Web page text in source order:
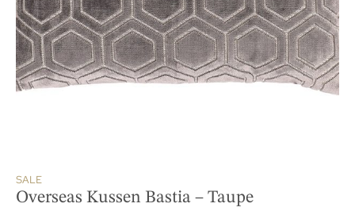
SALE
Overseas Kussen Bastia – Taupe